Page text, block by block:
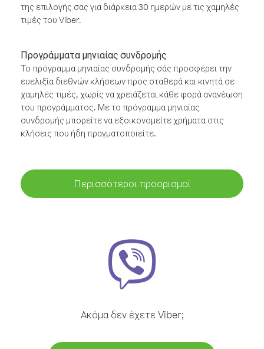
της επιλογής σας για διάρκεια 30 ημερών με τις χαμηλές
τιμές του Viber.
Προγράμματα μηνιαίας συνδρομής
Το πρόγραμμα μηνιαίας συνδρομής σάς προσφέρει την
ευελιξία διεθνών κλήσεων προς σταθερά και κινητά σε
χαμηλές τιμές, χωρίς να χρειάζεται κάθε φορά ανανέωση
του προγράμματος. Με το πρόγραμμα μηνιαίας
συνδρομής μπορείτε να εξοικονομείτε χρήματα στις
κλήσεις που ήδη πραγματοποιείτε.
Περισσότεροι προορισμοί
Ακόμα δεν έχετε Viber;